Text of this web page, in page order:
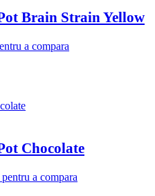
Brain Strain Yellow
a compara
Chocolate
a compara